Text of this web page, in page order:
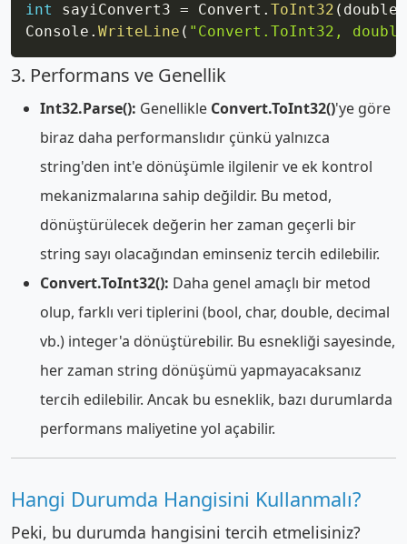
int
sayiConvert3 = Convert . ToInt32 (
Console . WriteLine ( "Convert.ToInt32,
3. Performans ve Genellik
Int32.Parse(): Genellikle Convert.ToInt32()'ye göre
biraz daha performanslıdır çünkü yalnızca
string'den int'e dönüşümle ilgilenir ve ek kontrol
mekanizmalarına sahip değildir. Bu metod,
dönüştürülecek değerin her zaman geçerli bir
string sayı olacağından eminseniz tercih edilebilir.
Convert.ToInt32(): Daha genel amaçlı bir metod
olup, farklı veri tiplerini (bool, char, double, decimal
vb.) integer'a dönüştürebilir. Bu esnekliği sayesinde,
her zaman string dönüşümü yapmayacaksanız
tercih edilebilir. Ancak bu esneklik, bazı durumlarda
performans maliyetine yol açabilir.
Hangi Durumda Hangisini Kullanmalı?
Peki, bu durumda hangisini tercih etmelisiniz?